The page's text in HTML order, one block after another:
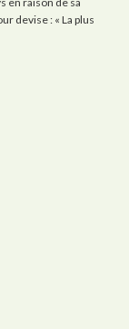
devise : « La plus